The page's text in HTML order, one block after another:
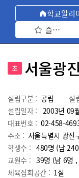
학교알리
즐겨찾기
초 서울광
설립구분 : 공립 설
설립일자 : 2003년 09
대표번호 : 02-458-
주소 : 서울특별시 광진
학생수 : 480명 (남
교원수 : 39명 (남 6명
체육집회공간 : 1실